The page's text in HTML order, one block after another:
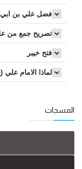
تصريح جمع من
فتح خیبر
المسجات